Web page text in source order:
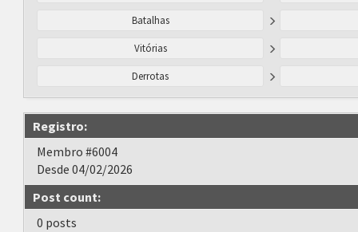
Batalhas
Vitórias
Derrotas
Registro:
Membro #6004
Desde 04/02/2026
Post count:
0 posts